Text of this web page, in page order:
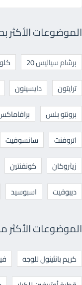
الموضوعات الأكثر
برشام سياليس 20
ترايتون
دايسينون
برونتو بلس
اتروفنت
سانسوفيت
زيثروكان
كونفنتين
ديبوفيت
اسبوسيد
الموضوعات
كريم بانثينول للوجه